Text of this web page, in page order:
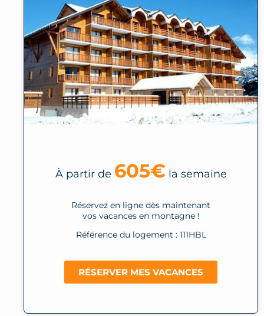
À partir de 605€la semaine
Réservez en ligne dès maintenant
vos vacances en montagne !
Référence du logement : 111HBL
RÉSERVER MES VACANCES